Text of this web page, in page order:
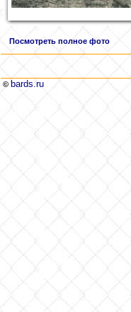
Посмотреть полное фото
© bards.ru